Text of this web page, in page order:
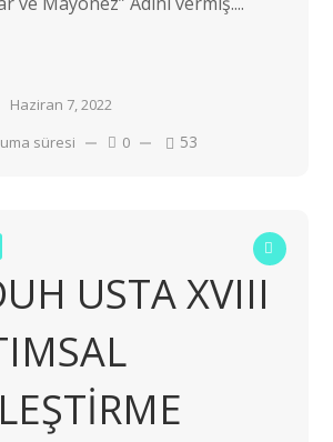
Haziran 7, 2022
süresi
0 53
USTA XVIII